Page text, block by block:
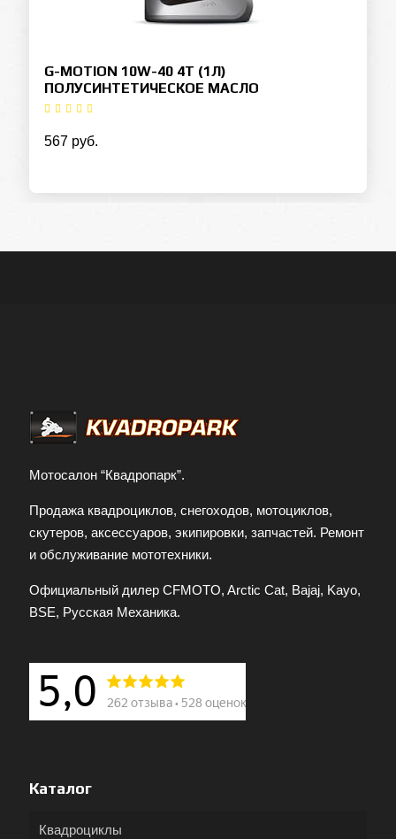
G-MOTION 10W-40 4T (1Л)
ПОЛУСИНТЕТИЧЕСКОЕ МАСЛО
567 руб.
Мотосалон “Квадропарк”.
Продажа квадроциклов, снегоходов, мотоциклов,
скутеров, аксессуаров, экипировки, запчастей. Ремонт
и обслуживание мототехники.
Официальный дилер CFMOTO, Arctic Cat, Bajaj, Kayo,
BSE, Русская Механика.
Каталог
Квадроциклы